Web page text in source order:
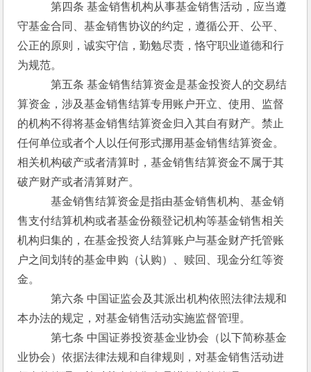
第四条 基金销售机构从事基金销售活动，应当遵
守基金合同、基金销售协议的约定，遵循公开、公平、
公正的原则，诚实守信，勤勉尽责，恪守职业道德和行
为规范。
第五条 基金销售结算资金是基金投资人的交易结
算资金，涉及基金销售结算专用账户开立、使用、监督
的机构不得将基金销售结算资金归入其自有财产。禁止
任何单位或者个人以任何形式挪用基金销售结算资金。
相关机构破产或者清算时，基金销售结算资金不属于其
破产财产或者清算财产。
基金销售结算资金是指由基金销售机构、基金销
售支付结算机构或者基金份额登记机构等基金销售相关
机构归集的，在基金投资人结算账户与基金财产托管账
户之间划转的基金申购（认购）、赎回、现金分红等资
金。
第六条 中国证监会及其派出机构依照法律法规和
本办法的规定，对基金销售活动实施监督管理。
第七条 中国证券投资基金业协会（以下简称基金
业协会）依据法律法规和自律规则，对基金销售活动进